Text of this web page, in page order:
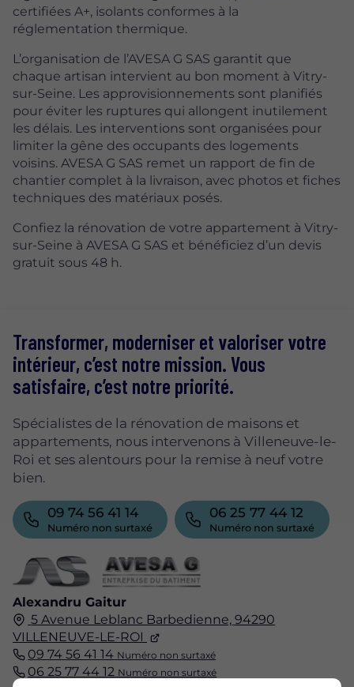
certifiées A+, isolants conformes à la
réglementation thermique.
L’organisation de l’AVESA G SAS garantit que
chaque artisan intervient au bon moment à Vitry-
sur-Seine. Les approvisionnements sont planifiés
pour éviter les ruptures qui allongent inutilement
les délais. Les interventions sont organisées pour
limiter la gêne des occupants des logements
voisins. AVESA G SAS remet un rapport de fin de
chantier complet à la livraison, avec photos et fiches
techniques des matériaux posés.
Confiez la rénovation de votre appartement à Vitry-
sur-Seine à AVESA G SAS et bénéficiez d’un devis
gratuit sous 48 h.
Alexandru Gaitur
5 Avenue Leblanc Barbedienne, 94290
VILLENEUVE-LE-ROI
09 74 56 41 14 Numéro non surtaxé
06 25 77 44 12 Numéro non surtaxé
Transformer, moderniser et valoriser votre
intérieur, c’est notre mission. Vous
satisfaire, c’est notre priorité.
Spécialistes de la rénovation de maisons et
appartements, nous intervenons à Villeneuve-le-
Roi et ses alentours pour la remise à neuf votre
bien.
09 74 56 41 14
Numéro non surtaxé
06 25 77 44 12
Numéro non surtaxé